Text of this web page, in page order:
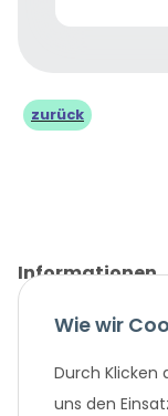
zurück
Informationen
Gesetzliche
Unternehmen
Wie wir
Durch Klicken
uns den